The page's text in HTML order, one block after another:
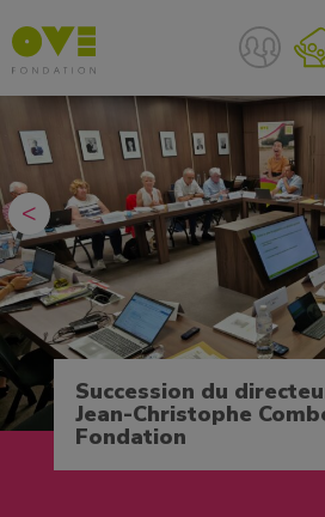
<
Succession du
Jean-Christophe
Fondation